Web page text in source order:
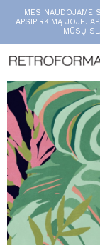
MES NAUDOJAME
APSIPIRKIMĄ JOJE.
MŪSŲ